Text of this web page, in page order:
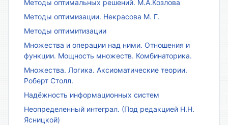
Методы оптимальных решений. М.А.Козлова
Методы оптимизации. Некрасова М. Г.
Методы оптимитизации
Множества и операции над ними. Отношения и
функции. Мощность множеств. Комбинаторика.
Множества. Логика. Аксиоматические теории.
Роберт Столл.
Надёжность информационных систем
Неопределенный интеграл. (Под редакцией Н.Н.
Ясницкой)